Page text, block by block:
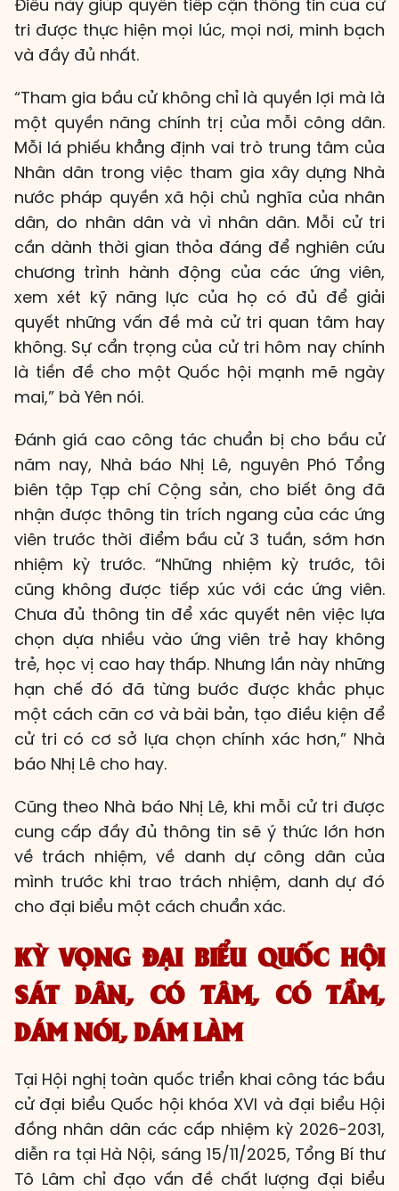
Điều này giúp quyền tiếp cận thông tin của cử
tri được thực hiện mọi lúc, mọi nơi, minh bạch
và đầy đủ nhất.
“Tham gia bầu cử không chỉ là quyền lợi mà là
một quyền năng chính trị của mỗi công dân.
Mỗi lá phiếu khẳng định vai trò trung tâm của
Nhân dân trong việc tham gia xây dựng Nhà
nước pháp quyền xã hội chủ nghĩa của nhân
dân, do nhân dân và vì nhân dân. Mỗi cử tri
cần dành thời gian thỏa đáng để nghiên cứu
chương trình hành động của các ứng viên,
xem xét kỹ năng lực của họ có đủ để giải
quyết những vấn đề mà cử tri quan tâm hay
không. Sự cẩn trọng của cử tri hôm nay chính
là tiền đề cho một Quốc hội mạnh mẽ ngày
mai,” bà Yên nói.
Đánh giá cao công tác chuẩn bị cho bầu cử
năm nay, Nhà báo Nhị Lê, nguyên Phó Tổng
biên tập Tạp chí Cộng sản, cho biết ông đã
nhận được thông tin trích ngang của các ứng
viên trước thời điểm bầu cử 3 tuần, sớm hơn
nhiệm kỳ trước. “Những nhiệm kỳ trước, tôi
cũng không được tiếp xúc với các ứng viên.
Chưa đủ thông tin để xác quyết nên việc lựa
chọn dựa nhiều vào ứng viên trẻ hay không
trẻ, học vị cao hay thấp. Nhưng lần này những
hạn chế đó đã từng bước được khắc phục
một cách căn cơ và bài bản, tạo điều kiện để
cử tri có cơ sở lựa chọn chính xác hơn,” Nhà
báo Nhị Lê cho hay.
Cũng theo Nhà báo Nhị Lê, khi mỗi cử tri được
cung cấp đầy đủ thông tin sẽ ý thức lớn hơn
về trách nhiệm, về danh dự công dân của
mình trước khi trao trách nhiệm, danh dự đó
cho đại biểu một cách chuẩn xác.
KỲ VỌNG ĐẠI BIỂU QUỐC HỘI
SÁT DÂN, CÓ TÂM, CÓ TẦM,
DÁM NÓI, DÁM LÀM
Tại Hội nghị toàn quốc triển khai công tác bầu
cử đại biểu Quốc hội khóa XVI và đại biểu Hội
đồng nhân dân các cấp nhiệm kỳ 2026-2031,
diễn ra tại Hà Nội, sáng 15/11/2025, Tổng Bí thư
Tô Lâm chỉ đạo vấn đề chất lượng đại biểu